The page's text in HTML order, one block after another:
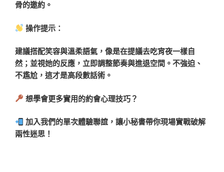
骨的邀約。
操作提示：
建議搭配笑容與溫柔語氣，像是在提議去吃宵夜一樣自
然；並視她的反應，立即調整節奏與進退空間。不強迫、
不尷尬，這才是高段數話術。
想學會更多實用的約會心理技巧？
加入我們的單次體驗聯誼，讓小秘書帶你現場實戰破解
兩性迷思！